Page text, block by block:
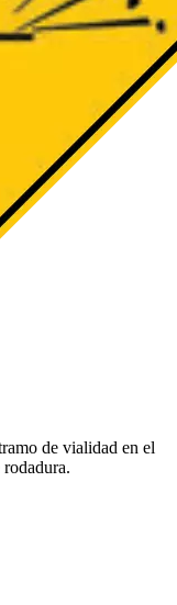
de vialidad en el